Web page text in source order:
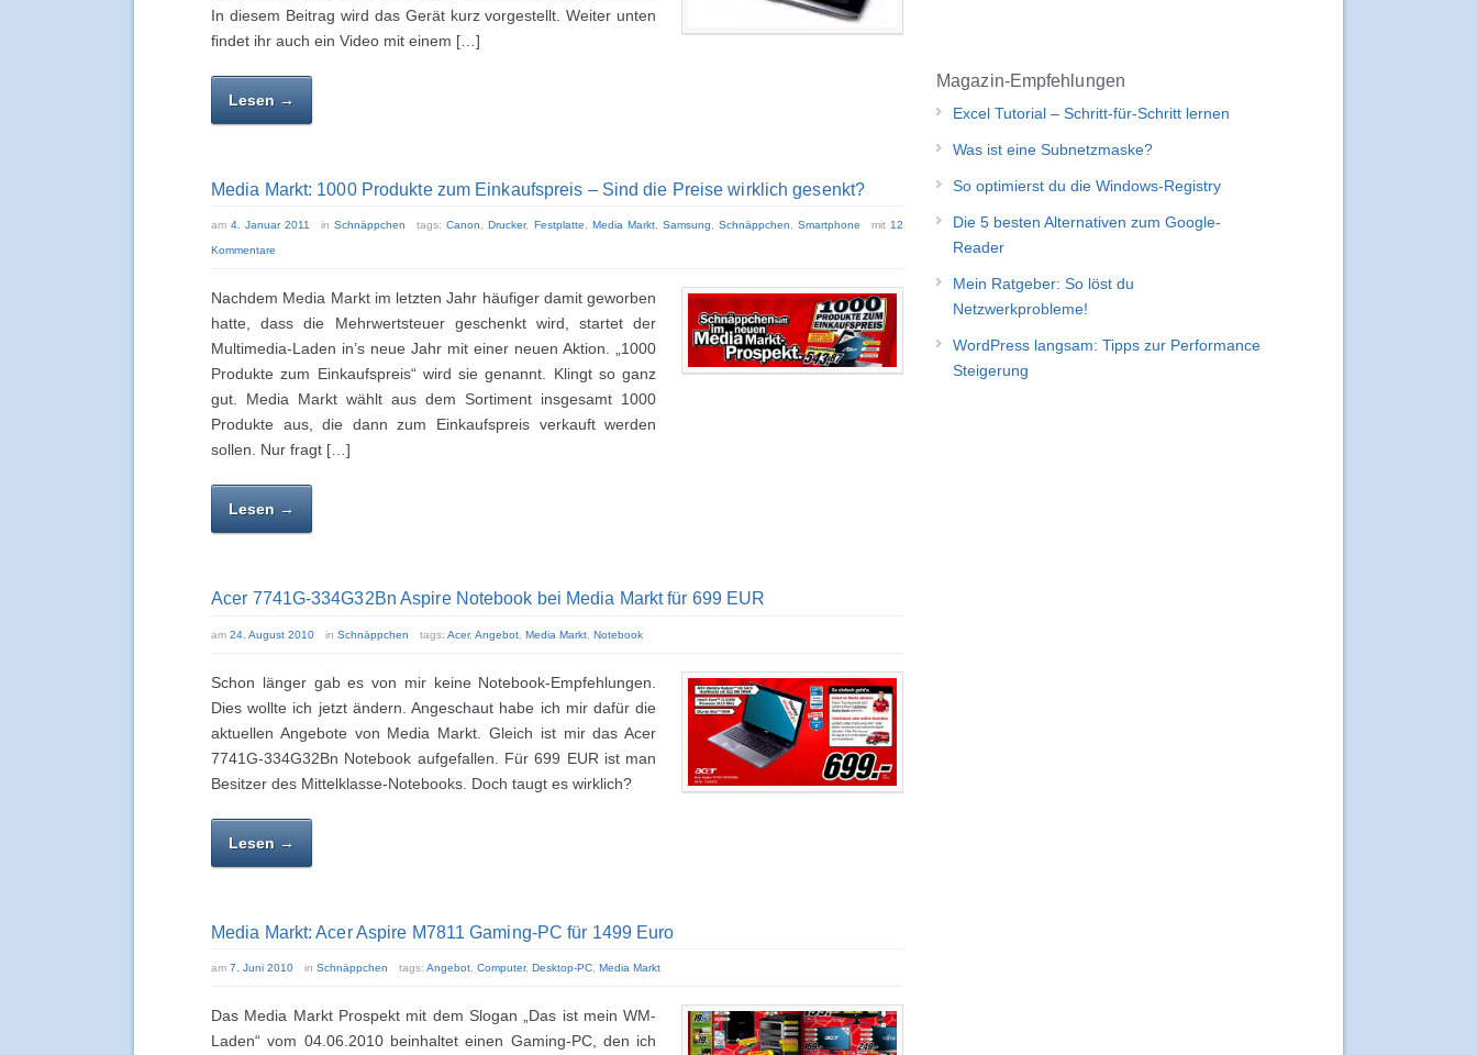
In diesem Beitrag wird das Gerät kurz vorgestellt. Weiter unten
findet ihr auch ein Video mit einem […]
Lesen →
Media Markt: 1000 Produkte zum Einkaufspreis – Sind die Preise wirklich gesenkt?
am4. Januar 2011 inSchnäppchen tags:Canon ,Drucker, Festplatte Media Markt, Samsung Schnäppchen Smartphone mit 12
Kommentare
Nachdem Media Markt im letzten Jahr häufiger damit geworben
hatte, dass die Mehrwertsteuer geschenkt wird, startet der
Multimedia-Laden in’s neue Jahr mit einer neuen Aktion. „1000
Produkte zum Einkaufspreis“ wird sie genannt. Klingt so ganz
gut. Media Markt wählt aus dem Sortiment insgesamt 1000
Produkte aus, die dann zum Einkaufspreis verkauft werden
sollen. Nur fragt […]
Lesen →
Acer 7741G-334G32Bn Aspire Notebook bei Media Markt für 699 EUR
am 24. August 2010 in Schnäppchen tags: Acer, Angebot Media Markt Notebook
Schon länger gab es von mir keine Notebook-Empfehlungen.
Dies wollte ich jetzt ändern. Angeschaut habe ich mir dafür die
aktuellen Angebote von Media Markt. Gleich ist mir das Acer
7741G-334G32Bn Notebook aufgefallen. Für 699 EUR ist man
Besitzer des Mittelklasse-Notebooks. Doch taugt es wirklich?
Lesen →
Media Markt: Acer Aspire M7811 Gaming-PC für 1499 Euro
am 7. Juni 2010 in Schnäppchen tags: Angebot Computer, Desktop-PC Media Markt
Das Media Markt Prospekt mit dem Slogan „Das ist mein WM-
Laden“ vom 04.06.2010 beinhaltet einen Gaming-PC, den ich
Magazin-Empfehlungen
Excel Tutorial – Schritt-für-Schritt lernen
Was ist eine Subnetzmaske?
So optimierst du die Windows-Registry
Die 5 besten Alternativen zum Google-
Reader
Mein Ratgeber: So löst du
Netzwerkprobleme!
WordPress langsam: Tipps zur Performance
Steigerung